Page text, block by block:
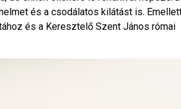
és a csodálatos kilátást is.
és a Keresztelő Szent János római